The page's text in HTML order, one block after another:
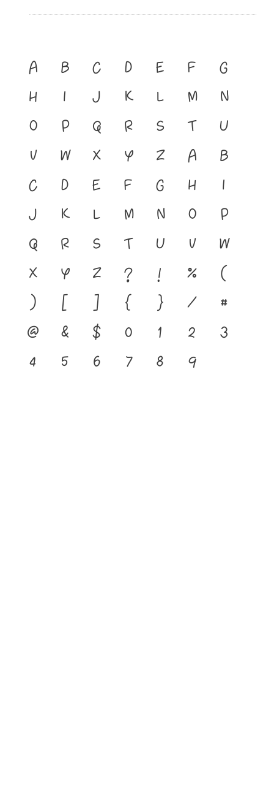
A B C D E F G
H I J K L M N
O P Q R S T U
V W X Y Z a b
c d e f g h i
j k l m n o p
q r s t u v w
x y z ? ! % (
) [ ] { } / #
@ & $ 0 1 2 3
4 5 6 7 8 9